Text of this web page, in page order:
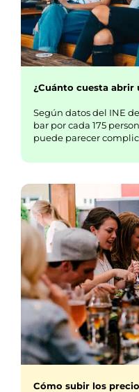
¿Cuánto cuesta abrir
Según datos del INE
bar por cada 175
puede parecer
Cómo subir los